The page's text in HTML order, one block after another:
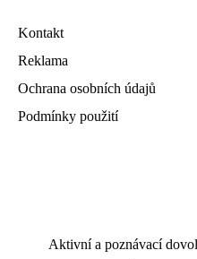
Kontakt
Reklama
Ochrana osobních údajů
Podmínky použití
Aktivní a poznávací